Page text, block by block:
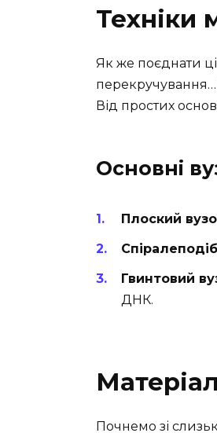
Техніки
Як же поєднати ці
перекручування…
Від простих
Основні
Плоский
Гвинтовий
ДНК.
Почнемо зі